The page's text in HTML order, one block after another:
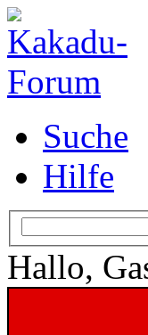
Suche
Hilfe
Hallo,